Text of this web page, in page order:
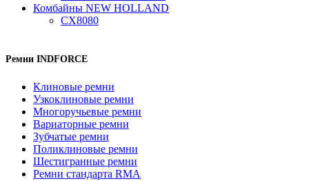
Комбайны NEW HOLLAND
CX8080
Ремни INDFORCE
Клиновые ремни
Узкоклиновые ремни
Многоручьевые ремни
Вариаторные ремни
Зубчатые ремни
Поликлиновые ремни
Шестигранные ремни
Ремни стандарта RMA